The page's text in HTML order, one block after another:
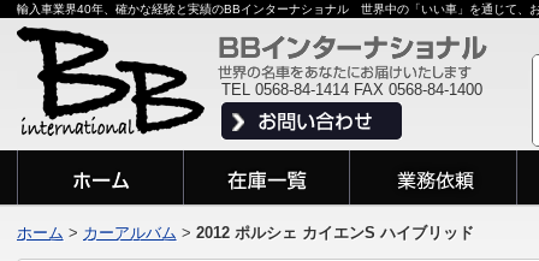
輸入車業界40年、確かな経験と実績のBBインターナショナル 世界中の「いい車」を通じて、
TEL 0568-84-1414 FAX 0568-84-1400
ホーム > カーアルバム > 2012 ポルシェ カイエンS ハイブリッド